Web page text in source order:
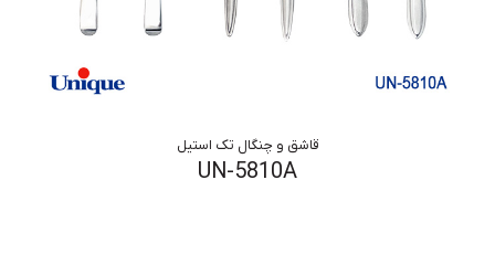
قاشق و چنگال تک استیل
UN-5810A